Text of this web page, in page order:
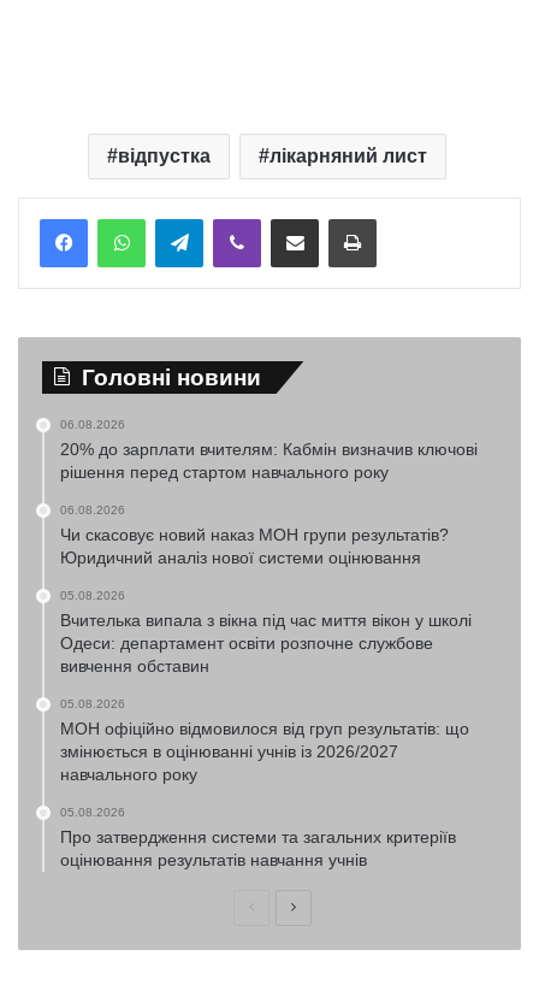
відпустка лікарняний лист
TelegramViber Надіслати електронною поштоюНадрукувати
Головні новини
06.08.2026
20% до зарплати вчителям: Кабмін визначив ключові
рішення перед стартом навчального року
06.08.2026
Чи скасовує новий наказ МОН групи результатів?
Юридичний аналіз нової системи оцінювання
05.08.2026
Вчителька випала з вікна під час миття вікон у школі
Одеси: департамент освіти розпочне службове
вивчення обставин
05.08.2026
МОН офіційно відмовилося від груп результатів: що
змінюється в оцінюванні учнів із 2026/2027
навчального року
05.08.2026
Про затвердження системи та загальних критеріїв
оцінювання результатів навчання учнів
ПопередняНаступна